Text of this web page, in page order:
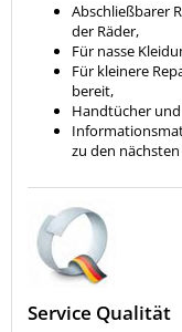
Abschließbarer
der Räder,
Für nasse
Für kleinere
bereit,
Handtücher
zu den
Service Qualität